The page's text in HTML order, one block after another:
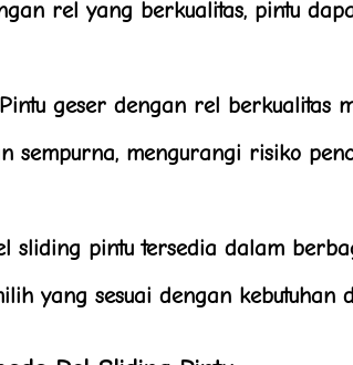
rel yang berkualitas, pintu
geser dengan rel berkualitas
sempurna, mengurangi risiko
sliding pintu tersedia dalam
yang sesuai dengan